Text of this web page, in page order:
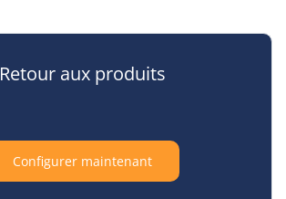
Retour aux produits
Configurer maintenant